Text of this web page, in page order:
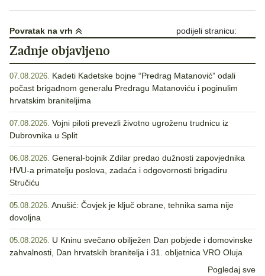
Povratak na vrh podijeli stranicu:
Zadnje objavljeno
07.08.2026. Kadeti Kadetske bojne “Predrag Matanović” odali
počast brigadnom generalu Predragu Matanoviću i poginulim
hrvatskim braniteljima
07.08.2026. Vojni piloti prevezli životno ugroženu trudnicu iz
Dubrovnika u Split
06.08.2026. General-bojnik Zdilar predao dužnosti zapovjednika
HVU-a primatelju poslova, zadaća i odgovornosti brigadiru
Stručiću
05.08.2026. Anušić: Čovjek je ključ obrane, tehnika sama nije
dovoljna
05.08.2026. U Kninu svečano obilježen Dan pobjede i domovinske
zahvalnosti, Dan hrvatskih branitelja i 31. obljetnica VRO Oluja
Pogledaj sve